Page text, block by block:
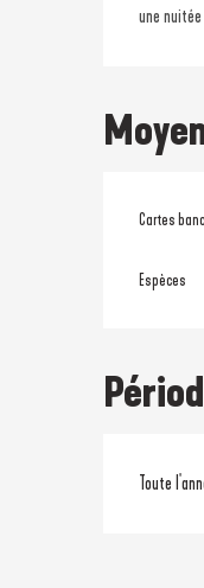
une nuitée
Cartes
Espèces
Toute